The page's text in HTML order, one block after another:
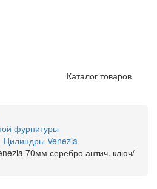
Каталог товаров
фурнитуры
Цилиндры Venezia
70мм серебро антич. ключ/